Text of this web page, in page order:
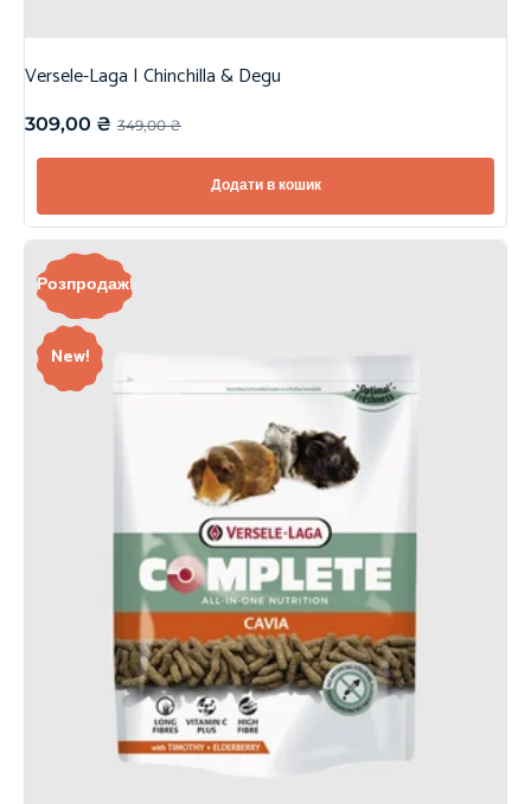
Versele-Laga | Chinchilla & Degu
349,00₴
309,00 ₴
Додати в кошик
New!
Розпродаж!